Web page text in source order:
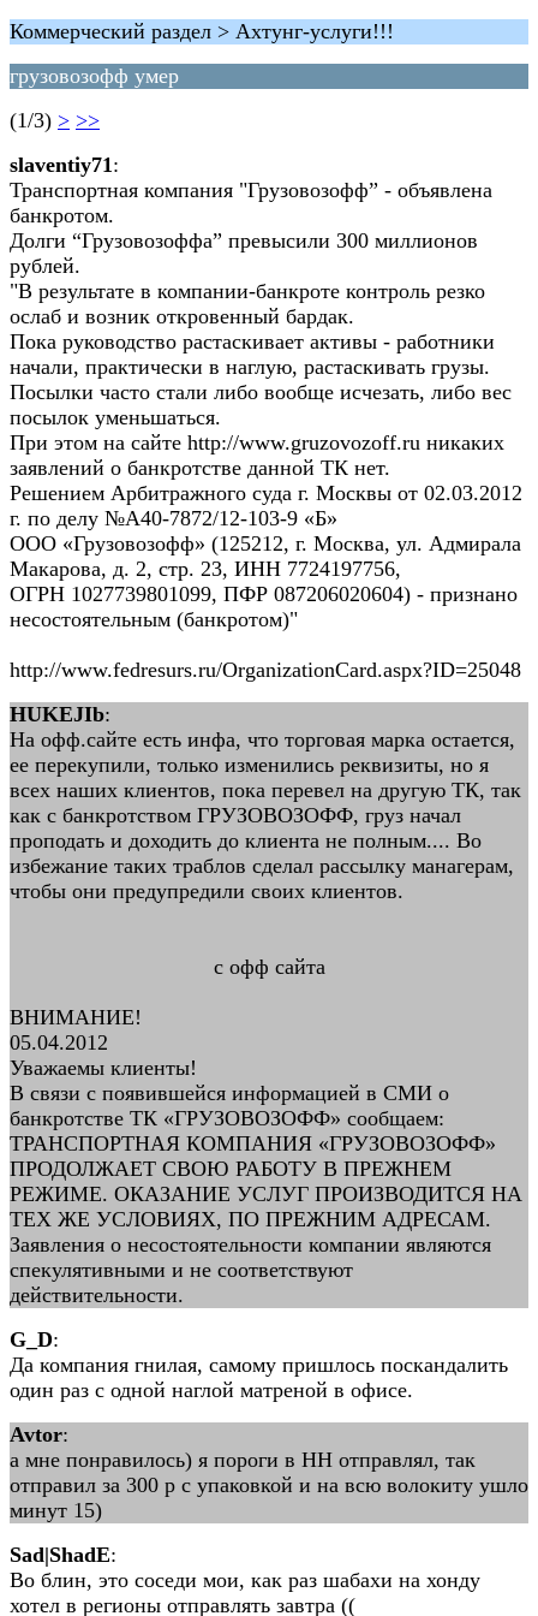
Коммерческий раздел > Ахтунг-услуги!!!
грузовозофф умер
(1/3) > >>
slaventiy71:
Транспортная компания "Грузовозофф” - объявлена
банкротом.
Долги “Грузовозоффа” превысили 300 миллионов
рублей.
"В результате в компании-банкроте контроль резко
ослаб и возник откровенный бардак.
Пока руководство растаскивает активы - работники
начали, практически в наглую, растаскивать грузы.
Посылки часто стали либо вообще исчезать, либо вес
посылок уменьшаться.
При этом на сайте http://www.gruzovozoff.ru никаких
заявлений о банкротстве данной ТК нет.
Решением Арбитражного суда г. Москвы от 02.03.2012
г. по делу №А40-7872/12-103-9 «Б»
ООО «Грузовозофф» (125212, г. Москва, ул. Адмирала
Макарова, д. 2, стр. 23, ИНН 7724197756,
ОГРН 1027739801099, ПФР 087206020604) - признано
несостоятельным (банкротом)"
http://www.fedresurs.ru/OrganizationCard.aspx?ID=25048
HUKEJIb:
На офф.сайте есть инфа, что торговая марка остается,
ее перекупили, только изменились реквизиты, но я
всех наших клиентов, пока перевел на другую ТК, так
как с банкротством ГРУЗОВОЗОФФ, груз начал
проподать и доходить до клиента не полным.... Во
избежание таких траблов сделал рассылку манагерам,
чтобы они предупредили своих клиентов.
с офф сайта
ВНИМАНИЕ!
05.04.2012
Уважаемы клиенты!
В связи с появившейся информацией в СМИ о
банкротстве ТК «ГРУЗОВОЗОФФ» сообщаем:
ТРАНСПОРТНАЯ КОМПАНИЯ «ГРУЗОВОЗОФФ»
ПРОДОЛЖАЕТ СВОЮ РАБОТУ В ПРЕЖНЕМ
РЕЖИМЕ. ОКАЗАНИЕ УСЛУГ ПРОИЗВОДИТСЯ НА
ТЕХ ЖЕ УСЛОВИЯХ, ПО ПРЕЖНИМ АДРЕСАМ.
Заявления о несостоятельности компании являются
спекулятивными и не соответствуют
действительности.
G_D:
Да компания гнилая, самому пришлось поскандалить
один раз с одной наглой матреной в офисе.
Avtor:
а мне понравилось) я пороги в НН отправлял, так
отправил за 300 р с упаковкой и на всю волокиту ушло
минут 15)
Sad|ShadE:
Во блин, это соседи мои, как раз шабахи на хонду
хотел в регионы отправлять завтра ((